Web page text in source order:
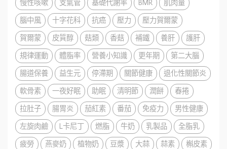
慢性咳嗽
支氣管 基礎代謝率 BMR
肌肉量
腦中風
十字花科 抗癌 壓力
壓力賀爾蒙
賀爾蒙
皮質醇 菇類 香菇 補鐵 養肝
護肝
規律運動
體脂率 營養小知識 更年期
第二大腦
腸道保養
益生元 停滯期 關節健康
退化性關節炎
軟骨素
一夜好眠 助眠 清明節 潤餅
春捲
拉肚子
腸胃炎 茄紅素 番茄 免疫力
男性健康
左旋肉鹼
L卡尼丁 燃脂 牛奶 乳製品
全脂乳
疲勞
燕麥奶 植物奶 豆漿 大蒜 蒜素
槲皮素